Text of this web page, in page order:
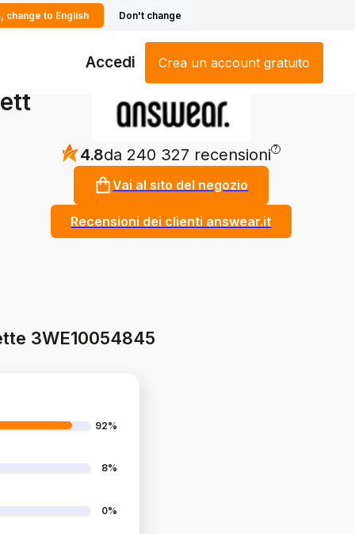
change to English Don't change
Accedi Crea un account gratuito
4.8da 240 327 recensioni ?
Vai al sito del negozio
Recensioni dei clienti answear.it
3WE10054845
92%
8%
0%